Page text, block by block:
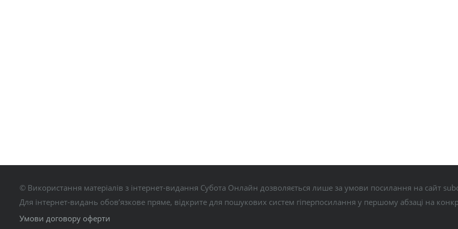
© Використання матеріалів з інтернет-видання Субота Онлайн дозволяється лише за умови посилання на сайт
Для інтернет-видань обов’язкове пряме, відкрите для пошукових систем гіперпосилання у першому абзаці на
Умови договору оферти